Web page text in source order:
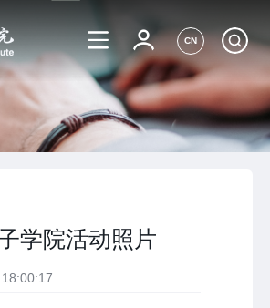
CN
学院活动照片